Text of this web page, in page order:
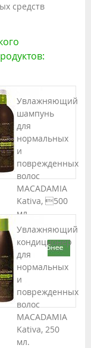
средств
Увлажняющий
шампунь
для
нормальных
и
поврежденных
волос
MACADAMIA
Kativa, 500
мл.
Увлажняющий
кондиционер
для
нормальных
и
поврежденных
волос
MACADAMIA
Kativa, 250
мл.